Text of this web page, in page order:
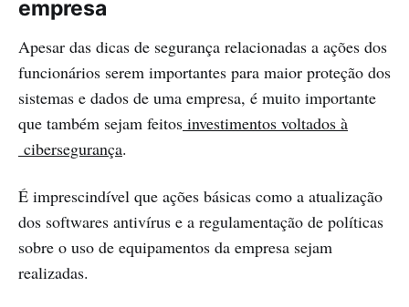
empresa
Apesar das dicas de segurança relacionadas a ações dos
funcionários serem importantes para maior proteção dos
sistemas e dados de uma empresa, é muito importante
que também sejam feitos investimentos voltados à
cibersegurança.
É imprescindível que ações básicas como a atualização
dos softwares antivírus e a regulamentação de políticas
sobre o uso de equipamentos da empresa sejam
realizadas.